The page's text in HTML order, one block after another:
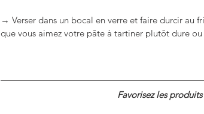
→ Verser dans un bocal en verre et faire durcir au
que vous aimez votre pâte à tartiner plutôt dure ou
Favorisez les